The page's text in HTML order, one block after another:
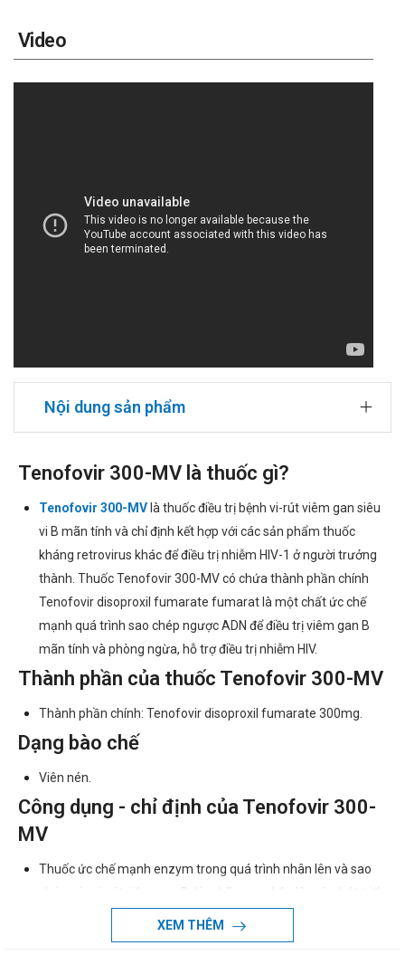
Video
Nội dung sản phẩm
Tenofovir 300-MV là thuốc gì?
Tenofovir 300-MVlà thuốc điều trị bệnh vi-rút viêm gan siêu
vi B mãn tính và chỉ định kết hợp với các sản phẩm thuốc
kháng retrovirus khác để điều trị nhiễm HIV-1 ở người trưởng
thành. Thuốc Tenofovir 300-MV có chứa thành phần chính
Tenofovir disoproxil fumarate fumarat là một chất ức chế
mạnh quá trình sao chép ngược ADN để điều trị viêm gan B
mãn tính và phòng ngừa, hỗ trợ điều trị nhiễm HIV.
Thành phần của thuốc Tenofovir 300-MV
Thành phần chính: Tenofovir disoproxil fumarate 300mg.
Dạng bào chế
Viên nén.
Công dụng - chỉ định của Tenofovir 300-
MV
Thuốc ức chế mạnh enzym trong quá trình nhân lên và sao
chép cúa vi-rút viêm gan B, kìm hãm sự nhân lên và phát triển
ồ ạt các vi-rút dẫn tới không gây ra các triệu chứng bệnh về
XEM THÊM